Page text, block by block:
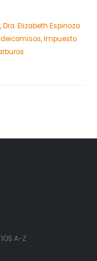
,Dra. Elizabeth Espinoza
,Impuesto
A-Z